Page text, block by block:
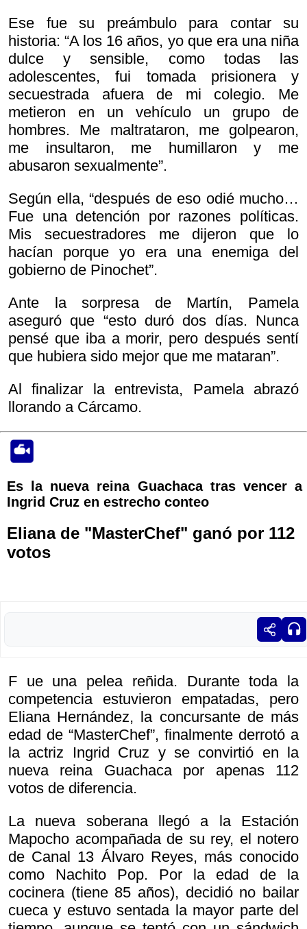
Ese fue su preámbulo para contar su
historia: “A los 16 años, yo que era una niña
dulce y sensible, como todas las
adolescentes, fui tomada prisionera y
secuestrada afuera de mi colegio. Me
metieron en un vehículo un grupo de
hombres. Me maltrataron, me golpearon,
me insultaron, me humillaron y me
abusaron sexualmente”.
Según ella, “después de eso odié mucho…
Fue una detención por razones políticas.
Mis secuestradores me dijeron que lo
hacían porque yo era una enemiga del
gobierno de Pinochet”.
Ante la sorpresa de Martín, Pamela
aseguró que “esto duró dos días. Nunca
pensé que iba a morir, pero después sentí
que hubiera sido mejor que me mataran”.
Al finalizar la entrevista, Pamela abrazó
llorando a Cárcamo.
Es la nueva reina Guachaca tras vencer a
Ingrid Cruz en estrecho conteo
Eliana de "MasterChef" ganó por 112
votos
F ue una pelea reñida. Durante toda la
competencia estuvieron empatadas, pero
Eliana Hernández, la concursante de más
edad de “MasterChef”, finalmente derrotó a
la actriz Ingrid Cruz y se convirtió en la
nueva reina Guachaca por apenas 112
votos de diferencia.
La nueva soberana llegó a la Estación
Mapocho acompañada de su rey, el notero
de Canal 13 Álvaro Reyes, más conocido
como Nachito Pop. Por la edad de la
cocinera (tiene 85 años), decidió no bailar
cueca y estuvo sentada la mayor parte del